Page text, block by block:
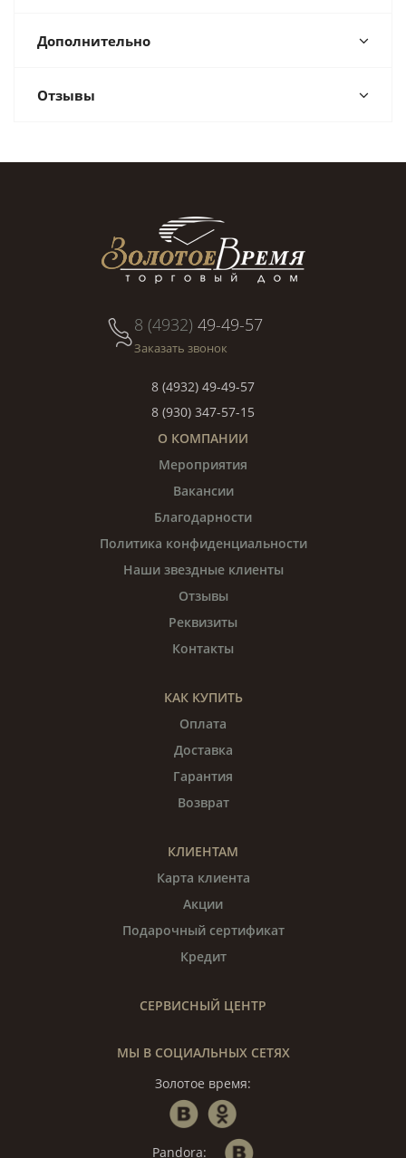
Дополнительно
Отзывы
8 (4932) 49-49-57
Заказать звонок
8 (4932) 49-49-57
8 (930) 347-57-15
О КОМПАНИИ
Мероприятия
Вакансии
Благодарности
Политика конфиденциальности
Наши звездные клиенты
Отзывы
Реквизиты
Контакты
КАК КУПИТЬ
Оплата
Доставка
Гарантия
Возврат
КЛИЕНТАМ
Карта клиента
Акции
Подарочный сертификат
Кредит
СЕРВИСНЫЙ ЦЕНТР
МЫ В СОЦИАЛЬНЫХ СЕТЯХ
Золотое время:
Pandora: